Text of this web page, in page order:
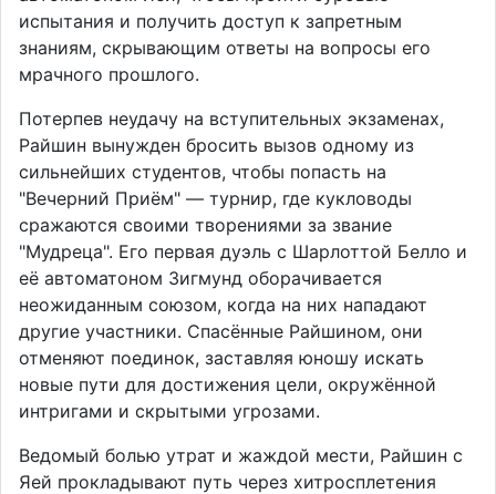
испытания и получить доступ к запретным
знаниям, скрывающим ответы на вопросы его
мрачного прошлого.
Потерпев неудачу на вступительных экзаменах,
Райшин вынужден бросить вызов одному из
сильнейших студентов, чтобы попасть на
"Вечерний Приём" — турнир, где кукловоды
сражаются своими творениями за звание
"Мудреца". Его первая дуэль с Шарлоттой Белло и
её автоматоном Зигмунд оборачивается
неожиданным союзом, когда на них нападают
другие участники. Спасённые Райшином, они
отменяют поединок, заставляя юношу искать
новые пути для достижения цели, окружённой
интригами и скрытыми угрозами.
Ведомый болью утрат и жаждой мести, Райшин с
Яей прокладывают путь через хитросплетения